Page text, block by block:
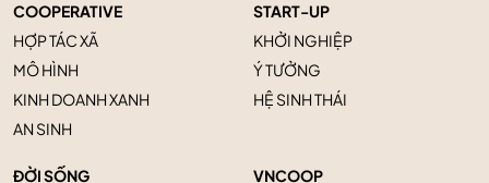
COOPERATIVE
HỢP TÁC XÃ
MÔ HÌNH
KINH DOANH XANH
AN SINH
START-UP
KHỞI NGHIỆP
Ý TƯỞNG
HỆ SINH THÁI
ĐỜI SỐNG
VNCOOP